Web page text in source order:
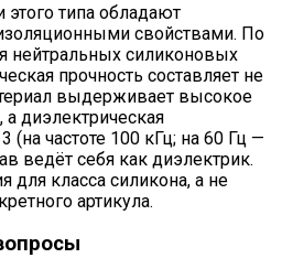
типа обладают
свойствами. По
силиконовых
прочность составляет не
выдерживает высокое
диэлектрическая
(на частоте 100 кГц; на 60 Гц —
ведёт себя как диэлектрик.
для класса силикона, а не
артикула.